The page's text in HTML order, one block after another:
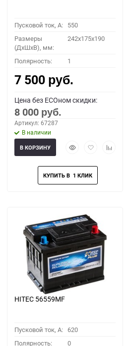
Пусковой ток, A: 550
Размеры
(ДхШхВ), мм:
242x175x190
Полярность: 1
7 500 руб.
Цена без ECOном скидки:
8 000 руб.
Артикул: 67287
В наличии
БыстрыйДобавить
избранное
Добавить
В КОРЗИНУ
HITEC 56559MF
Пусковой ток, A: 620
Полярность:
0